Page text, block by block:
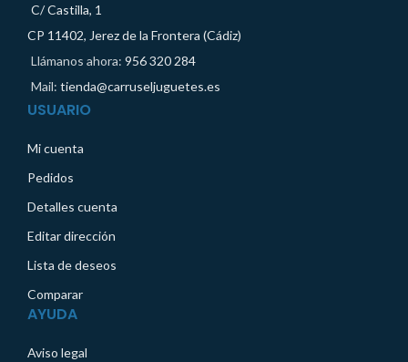
C/ Castilla, 1
CP 11402, Jerez de la Frontera (Cádiz)
Llámanos ahora: 956 320 284
Mail: tienda@carruseljuguetes.es
USUARIO
Mi cuenta
Pedidos
Detalles cuenta
Editar dirección
Lista de deseos
Comparar
AYUDA
Aviso legal